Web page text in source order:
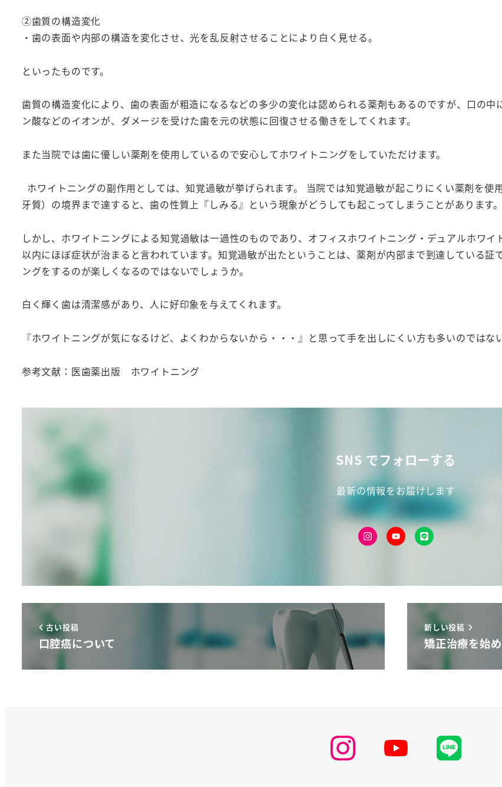
②歯質の構造変化
・歯の表面や内部の構造を変化させ、光を乱反射させることにより白く見せる。
といったものです。
歯質の構造変化により、歯の表面が粗造になるなどの多少の変化は認められる薬剤もあるのですが、口の
ン酸などのイオンが、ダメージを受けた歯を元の状態に回復させる働きをしてくれます。
また当院では歯に優しい薬剤を使用しているので安心してホワイトニングをしていただけます。
ホワイトニングの副作用としては、知覚過敏が挙げられます。 当院では知覚過敏が起こりにくい薬剤を
牙質）の境界まで達すると、歯の性質上『しみる』という現象がどうしても起こってしまうことがあります。
しかし、ホワイトニングによる知覚過敏は一過性のものであり、オフィスホワイトニング・デュアルホワ
以内にほぼ症状が治まると言われています。知覚過敏が出たということは、薬剤が内部まで到達している
ングをするのが楽しくなるのではないでしょうか。
白く輝く歯は清潔感があり、人に好印象を与えてくれます。
『ホワイトニングが気になるけど、よくわからないから・・・』と思って手を出しにくい方も多いのでは
参考文献：医歯薬出版 ホワイトニング
SNS でフォローする
最新の情報をお届けします
古い投稿
口腔癌について
新しい投稿
矯正治療を始